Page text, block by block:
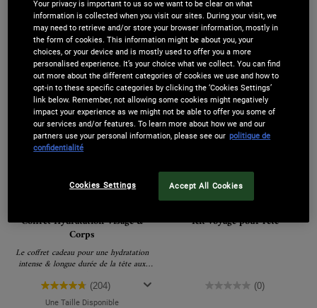
LOADING ... LOADING ...
NOUVEAUTÉ
Coffret Hydratation Visage &
Corps
Le coffret cadeau pour une hydratation
intense & longue durée de la tête aux
(204)
Une Taille Disponible
NOUVEAUTÉ
Kit voyage pour l'été
(0)
Your privacy is important to us so we want to be clear on what
information is collected when you visit our sites. During your visit, we
may need to retrieve and/or store your browser information, mostly in
the form of cookies. This information might be about you, your
choices, or your device and is mostly used to offer you a more
personalised experience. It’s your choice what we collect. You can find
out more about the different categories of cookies we use and how to
opt-in to these specific categories by clicking the ‘Cookies Settings’
link below. Remember, not allowing some cookies might negatively
impact your experience as we might not be able to offer you some of
our services and/or features. To learn more about how we and our
partners use your personal information, please see our politique de
confidentialité
Cookies Settings Accept All Cookies